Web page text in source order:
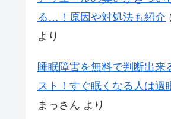
る…！原因や対処法も紹介
より
睡眠障害を無料で判断出来
スト！すぐ眠くなる人は過
まっさん より